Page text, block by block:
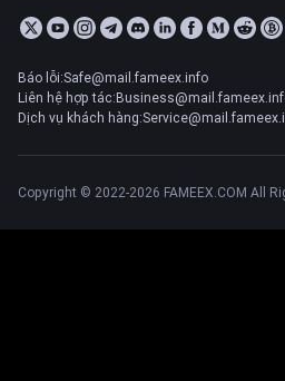
Báo lỗi:Safe@mail.fameex.info
Liên hệ hợp
Dịch vụ khách
Copyright © 2022-2026 FAMEEX.COM All